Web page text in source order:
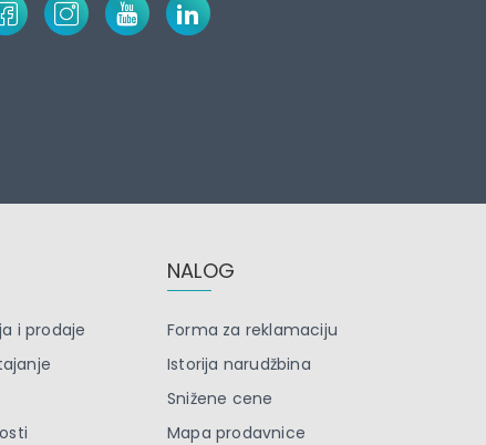
i prodaje
NALOG
Forma za reklamaciju
Istorija narudžbina
Snižene cene
Mapa prodavnice